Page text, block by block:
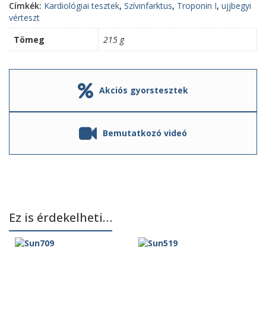
Címkék: Kardiológiai tesztek, Szívinfarktus, Troponin I, ujjbegyi
vérteszt
Tömeg
215 g
Akciós gyorstesztek
Bemutatkozó videó
Ez is érdekelheti…